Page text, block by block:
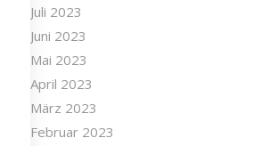
Juli 2023
Juni 2023
Mai 2023
April 2023
März 2023
Februar 2023